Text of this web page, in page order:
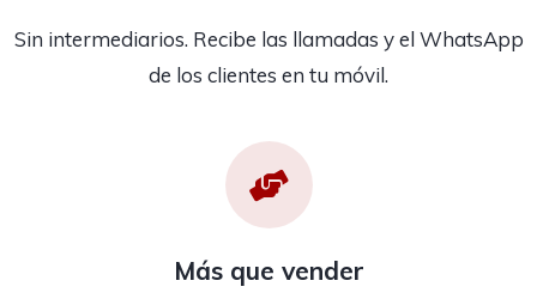
Sin intermediarios. Recibe las llamadas y el WhatsApp
de los clientes en tu móvil.
Más que vender